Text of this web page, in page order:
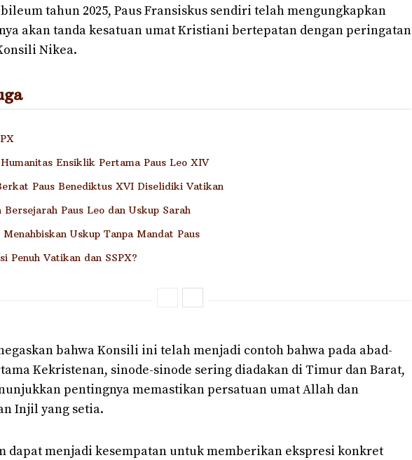
tahun 2025, Paus Fransiskus sendiri telah mengungkapkan
akan tanda kesatuan umat Kristiani bertepatan dengan peringatan
Nikea.
Ensiklik Pertama Paus Leo XIV
Paus Benediktus XVI Diselidiki Vatikan
Bersejarah Paus Leo dan Uskup Sarah
Menahbiskan Uskup Tanpa Mandat Paus
Penuh Vatikan dan SSPX?
bahwa Konsili ini telah menjadi contoh bahwa pada abad-
Kekristenan, sinode-sinode sering diadakan di Timur dan Barat,
pentingnya memastikan persatuan umat Allah dan
Injil yang setia.
dapat menjadi kesempatan untuk memberikan ekspresi konkret